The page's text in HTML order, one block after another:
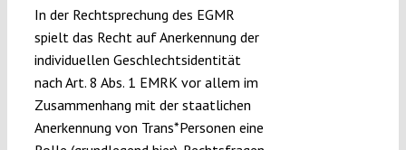
In der Rechtsprechung des EGMR
spielt das Recht auf Anerkennung der
individuellen Geschlechtsidentität
nach Art. 8 Abs. 1 EMRK vor allem im
Zusammenhang mit der staatlichen
Anerkennung von Trans*Personen eine